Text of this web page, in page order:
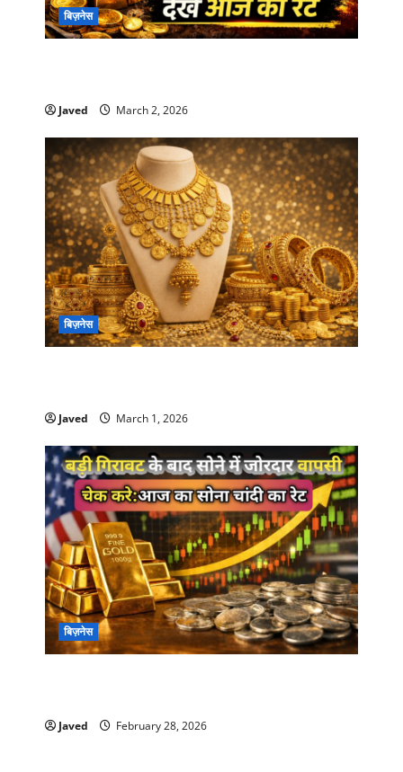
बिज़नेस
Javed March 2, 2026
बिज़नेस
Javed March 1, 2026
बिज़नेस
Javed February 28, 2026